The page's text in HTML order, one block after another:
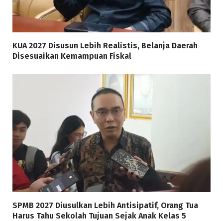
KUA 2027 Disusun Lebih Realistis, Belanja Daerah
Disesuaikan Kemampuan Fiskal
SPMB 2027 Diusulkan Lebih Antisipatif, Orang Tua
Harus Tahu Sekolah Tujuan Sejak Anak Kelas 5